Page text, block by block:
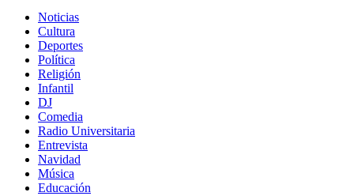
Noticias
Cultura
Deportes
Política
Religión
Infantil
DJ
Comedia
Radio Universitaria
Entrevista
Navidad
Música
Educación